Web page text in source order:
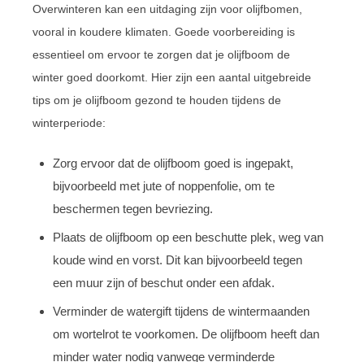
Overwinteren kan een uitdaging zijn voor olijfbomen,
vooral in koudere klimaten. Goede voorbereiding is
essentieel om ervoor te zorgen dat je olijfboom de
winter goed doorkomt. Hier zijn een aantal uitgebreide
tips om je olijfboom gezond te houden tijdens de
winterperiode:
Zorg ervoor dat de olijfboom goed is ingepakt,
bijvoorbeeld met jute of noppenfolie, om te
beschermen tegen bevriezing.
Plaats de olijfboom op een beschutte plek, weg van
koude wind en vorst. Dit kan bijvoorbeeld tegen
een muur zijn of beschut onder een afdak.
Verminder de watergift tijdens de wintermaanden
om wortelrot te voorkomen. De olijfboom heeft dan
minder water nodig vanwege verminderde